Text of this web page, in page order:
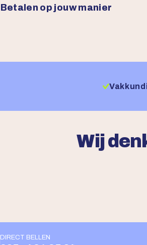
Betalen op jouw manier
Wij
DIRECT BELLEN